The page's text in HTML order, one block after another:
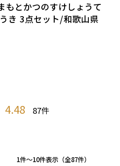
もとかつのすけしょうて
き 3点セット/和歌山県
4.48 87
87
1 -
10件表示